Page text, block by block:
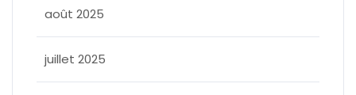
août 2025
juillet 2025